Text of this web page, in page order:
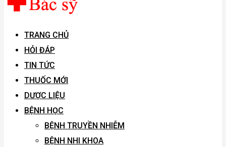
TRANG CHỦ
HỎI ĐÁP
TIN TỨC
THUỐC MỚI
DƯỢC LIỆU
BỆNH HỌC
BỆNH TRUYỀN NHIỄM
BỆNH NHI KHOA